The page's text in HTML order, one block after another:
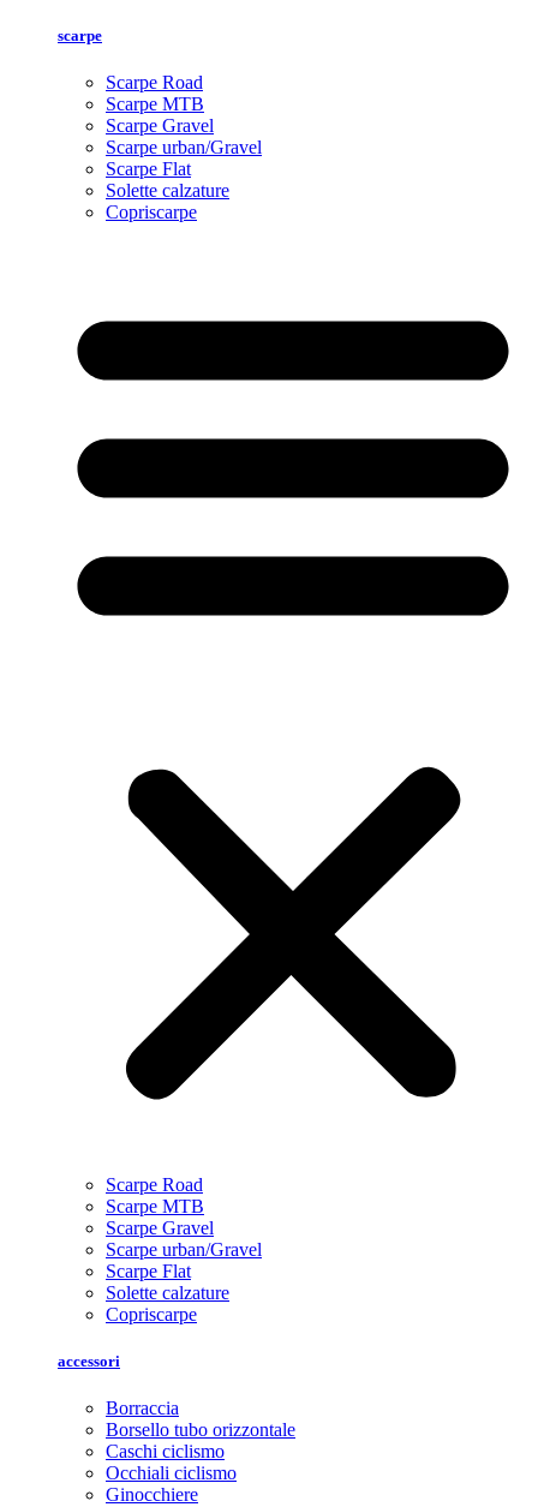
scarpe
Scarpe Road
Scarpe MTB
Scarpe Gravel
Scarpe urban/Gravel
Scarpe Flat
Solette calzature
Copriscarpe
Scarpe Road
Scarpe MTB
Scarpe Gravel
Scarpe urban/Gravel
Scarpe Flat
Solette calzature
Copriscarpe
accessori
Borraccia
Borsello tubo orizzontale
Caschi ciclismo
Occhiali ciclismo
Ginocchiere